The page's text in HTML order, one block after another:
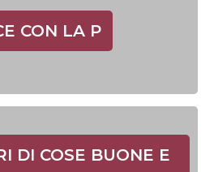
CON LA P
DI COSE BUONE E